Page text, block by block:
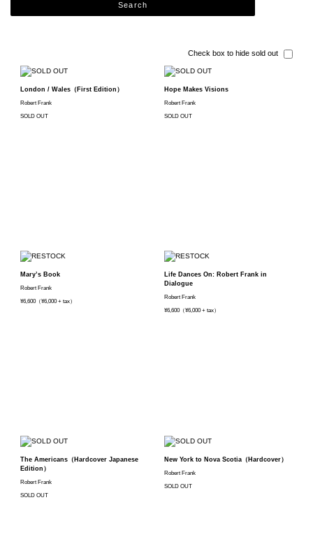
Search
Check box to hide sold out
London / Wales（First Edition）
Robert Frank
SOLD OUT
Hope Makes Visions
Robert Frank
SOLD OUT
Mary’s Book
Robert Frank
¥6,600（¥6,000 + tax）
Life Dances On: Robert Frank in
Dialogue
Robert Frank
¥6,600（¥6,000 + tax）
The Americans（Hardcover Japanese
Edition）
Robert Frank
SOLD OUT
New York to Nova Scotia（Hardcover）
Robert Frank
SOLD OUT